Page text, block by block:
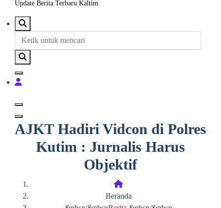
Update Berita Terbaru Kaltim
AJKT Hadiri Vidcon di Polres
Kutim : Jurnalis Harus
Objektif
Beranda